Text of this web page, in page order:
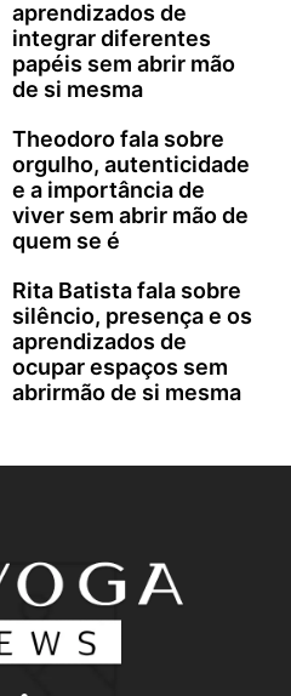
aprendizados de
integrar diferentes
papéis sem abrir mão
de si mesma
Theodoro fala sobre
orgulho, autenticidade
e a importância de
viver sem abrir mão de
quem se é
Rita Batista fala sobre
silêncio, presença e os
aprendizados de
ocupar espaços sem
abrirmão de si mesma